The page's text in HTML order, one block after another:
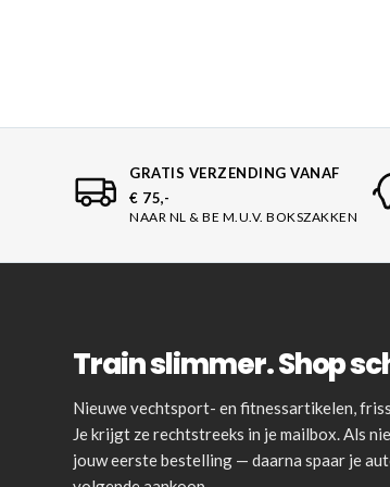
GRATIS VERZENDING VANAF
€ 75,-
NAAR NL & BE M.U.V. BOKSZAKKEN
Train slimmer. Shop
Nieuwe vechtsport- en fitnessartikelen,
Je krijgt ze rechtstreeks in je mailbox. Als
jouw eerste bestelling — daarna spaar je